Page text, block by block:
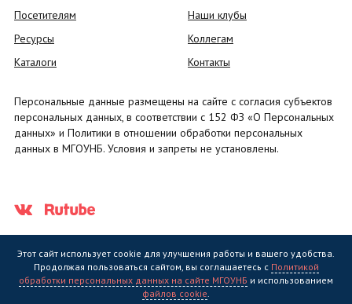
Посетителям
Ресурсы
Каталоги
Наши клубы
Коллегам
Контакты
Персональные данные размещены на сайте с согласия субъектов
персональных данных, в соответствии с 152 ФЗ «О Персональных
данных» и Политики в отношении обработки персональных
данных в МГОУНБ. Условия и запреты не установлены.
Государственное областное бюджетное учреждение культуры
Этот сайт использует cookie для улучшения работы и вашего удобства.
Продолжая пользоваться сайтом, вы соглашаетесь с Политикой
обработки персональных данных на сайте МГОУНБ и использованием
файлов cookie.